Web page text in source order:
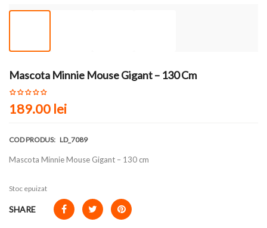
Mascota Minnie Mouse Gigant – 130 Cm
189.00 lei
COD PRODUS: LD_7089
Mascota Minnie Mouse Gigant – 130 cm
Stoc epuizat
SHARE